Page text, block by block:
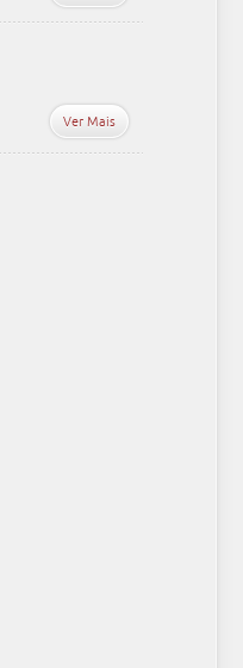
Ver Mais